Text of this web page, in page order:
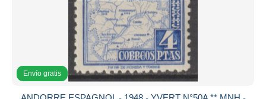
Envío gratis